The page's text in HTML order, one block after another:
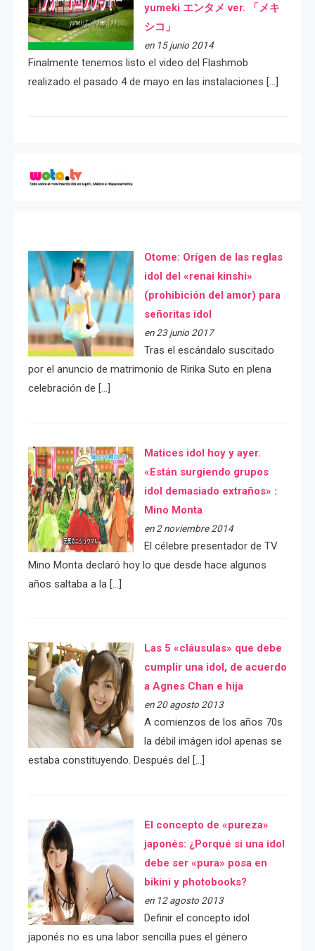
yumeki エンタメ ver. 「メキ
シコ」
en 15 junio 2014
Finalmente tenemos listo el video del Flashmob
realizado el pasado 4 de mayo en las instalaciones […]
Otome: Orígen de las reglas
idol del «renai kinshi»
(prohibición del amor) para
señoritas idol
en 23 junio 2017
Tras el escándalo suscitado
por el anuncio de matrimonio de Ririka Suto en plena
celebración de […]
Matices idol hoy y ayer.
«Están surgiendo grupos
idol demasiado extraños» :
Mino Monta
en 2 noviembre 2014
El célebre presentador de TV
Mino Monta declaró hoy lo que desde hace algunos
años saltaba a la […]
Las 5 «cláusulas» que debe
cumplir una idol, de acuerdo
a Agnes Chan e hija
en 20 agosto 2013
A comienzos de los años 70s
la débil imágen idol apenas se
estaba constituyendo. Después del […]
El concepto de «pureza»
japonés: ¿Porqué si una idol
debe ser «pura» posa en
bikini y photobooks?
en 12 agosto 2013
Definir el concepto idol
japonés no es una labor sencilla pues el género